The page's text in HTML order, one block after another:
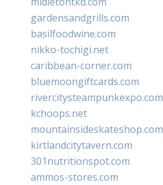
gardensandgrills.com
basilfoodwine.com
nikko-tochigi.net
caribbean-corner.com
bluemoongiftcards.com
rivercitysteampunkexpo.com
kchoops.net
mountainsideskateshop.com
kirtlandcitytavern.com
301nutritionspot.com
ammos-stores.com